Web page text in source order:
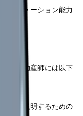
ュニケーション能力
す。助産師には以下
況を説明するための